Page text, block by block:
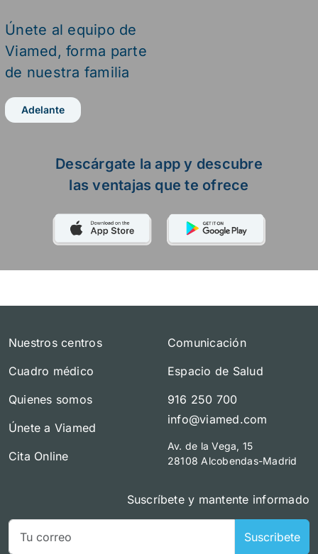
Descárgate la app y descubre
las ventajas que te ofrece
Únete al equipo de
Viamed, forma parte
de nuestra familia
Adelante
Nuestros centros
Cuadro médico
Quienes somos
Únete a Viamed
Cita Online
Comunicación
Espacio de Salud
916 250 700
info@viamed.com
Av. de la Vega, 15
28108 Alcobendas-Madrid
Suscríbete y mantente informado
Suscribete